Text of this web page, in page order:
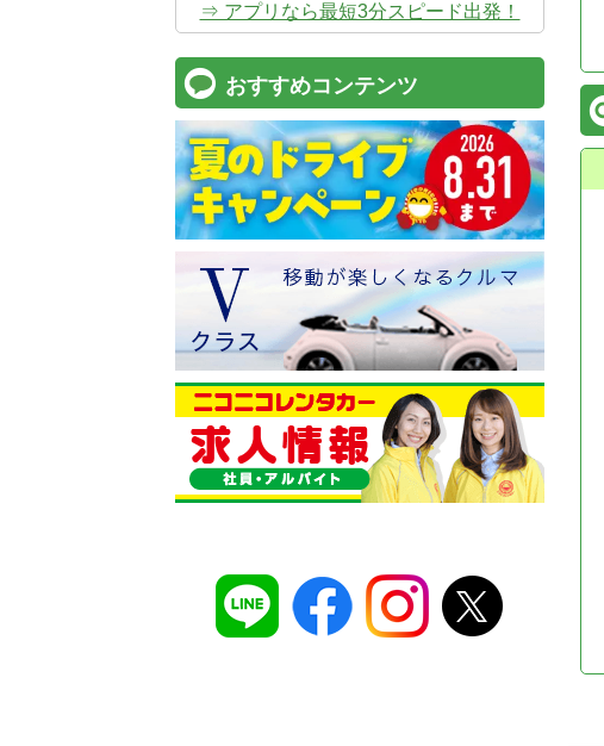
⇒ アプリなら最短3分スピード出発！
おすすめコンテンツ